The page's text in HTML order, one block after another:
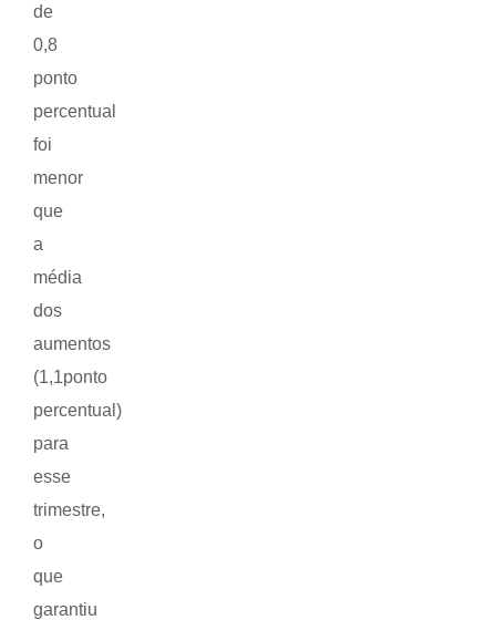
de
0,8
ponto
percentual
foi
menor
que
a
média
dos
aumentos
(1,1ponto
percentual)
para
esse
trimestre,
o
que
garantiu